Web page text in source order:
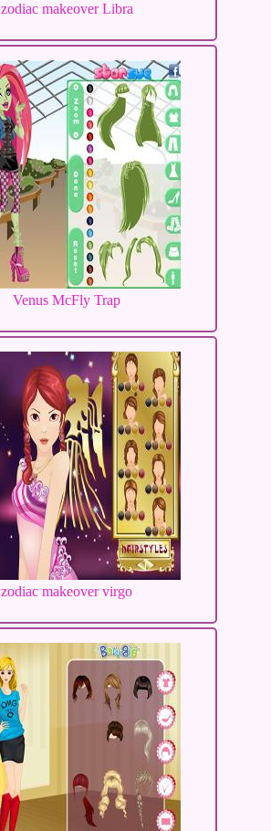
zodiac makeover Libra
Venus McFly Trap
zodiac makeover virgo